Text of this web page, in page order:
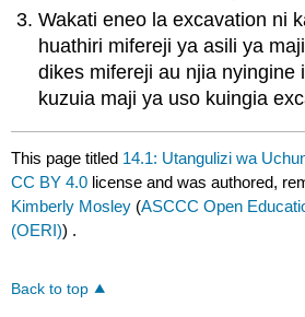
Wakati eneo la excavation ni
huathiri mifereji ya asili ya
dikes mifereji au njia nyingine
kuzuia maji ya uso kuingia
This page titled 14.1: Utangulizi wa
CC BY 4.0 license and was authored,
Kimberly Mosley (ASCCC Open
(OERI)) .
Back to top